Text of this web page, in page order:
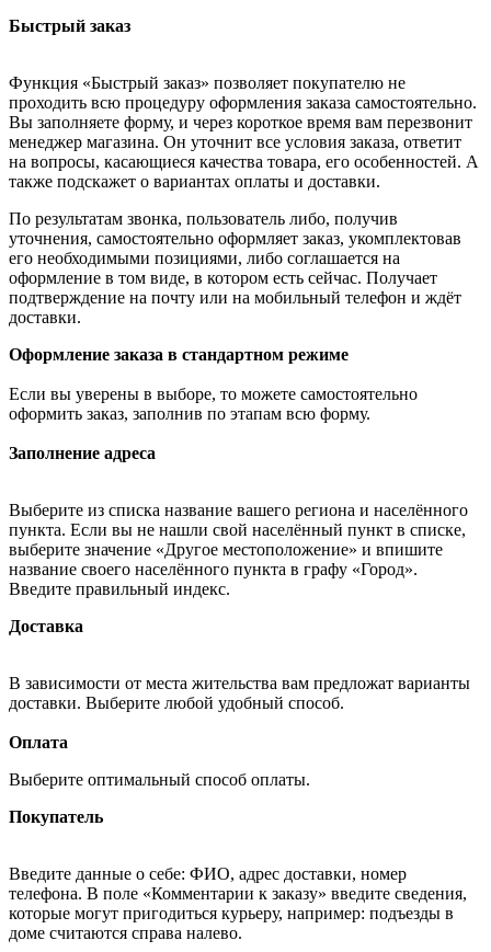
Быстрый заказ
Функция «Быстрый заказ» позволяет покупателю не
проходить всю процедуру оформления заказа самостоятельно.
Вы заполняете форму, и через короткое время вам перезвонит
менеджер магазина. Он уточнит все условия заказа, ответит
на вопросы, касающиеся качества товара, его особенностей. А
также подскажет о вариантах оплаты и доставки.
По результатам звонка, пользователь либо, получив
уточнения, самостоятельно оформляет заказ, укомплектовав
его необходимыми позициями, либо соглашается на
оформление в том виде, в котором есть сейчас. Получает
подтверждение на почту или на мобильный телефон и ждёт
доставки.
Оформление заказа в стандартном режиме
Если вы уверены в выборе, то можете самостоятельно
оформить заказ, заполнив по этапам всю форму.
Заполнение адреса
Выберите из списка название вашего региона и населённого
пункта. Если вы не нашли свой населённый пункт в списке,
выберите значение «Другое местоположение» и впишите
название своего населённого пункта в графу «Город».
Введите правильный индекс.
Доставка
В зависимости от места жительства вам предложат варианты
доставки. Выберите любой удобный способ.
Оплата
Выберите оптимальный способ оплаты.
Покупатель
Введите данные о себе: ФИО, адрес доставки, номер
телефона. В поле «Комментарии к заказу» введите сведения,
которые могут пригодиться курьеру, например: подъезды в
доме считаются справа налево.